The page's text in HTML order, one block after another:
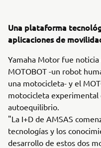
Una plataforma
aplicaciones de
Yamaha Motor fue
MOTOBOT -un robot
una motocicleta- y el
motocicleta experimental
autoequilibrio.
"La I+D de AMSAS
tecnologías y los
desarrollo de estos dos